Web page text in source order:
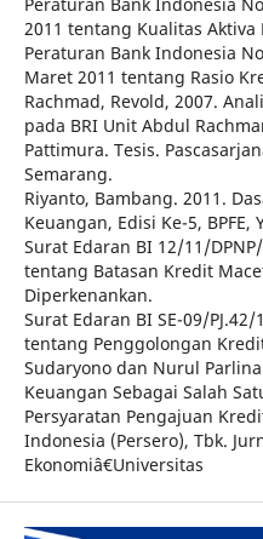
2011 tentang Kualitas Aktiva
Peraturan Bank Indonesia
Maret 2011 tentang Rasio
Rachmad, Revold, 2007.
pada BRI Unit Abdul
Pattimura. Tesis.
Semarang.
Riyanto, Bambang. 2011.
Keuangan, Edisi Ke-5, BPFE,
Surat Edaran BI 12/11/
tentang Batasan Kredit
Diperkenankan.
Surat Edaran BI SE-09/
tentang Penggolongan
Sudaryono dan Nurul
Keuangan Sebagai Salah
Persyaratan Pengajuan
Indonesia (Persero), Tbk.
Ekonomiâ€Universitas